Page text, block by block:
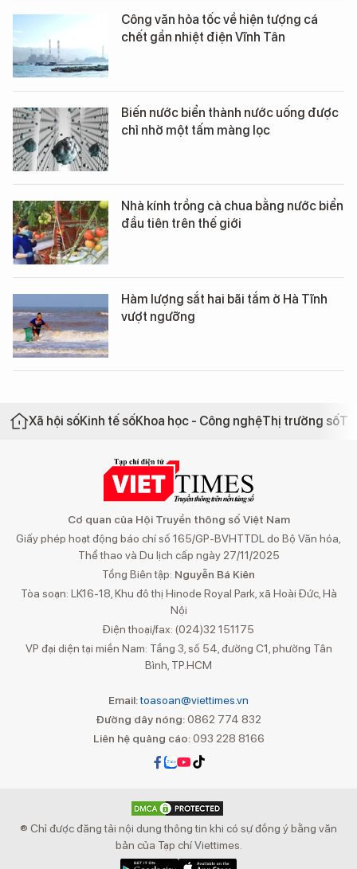
Công văn hỏa tốc về hiện tượng cá
chết gần nhiệt điện Vĩnh Tân
Biến nước biển thành nước uống được
chỉ nhờ một tấm màng lọc
Nhà kính trồng cà chua bằng nước biển
đầu tiên trên thế giới
Hàm lượng sắt hai bãi tắm ở Hà Tĩnh
vượt ngưỡng
Xã hội sốKinh tế sốKhoa học - Công nghệThị trường số
Cơ quan của Hội Truyền thông số Việt Nam
Giấy phép hoạt động báo chí số 165/GP-BVHTTDL do Bộ Văn hóa,
Thể thao và Du lịch cấp ngày 27/11/2025
Tổng Biên tập: Nguyễn Bá Kiên
Tòa soạn: LK16-18, Khu đô thị Hinode Royal Park, xã Hoài Đức, Hà
Nội
Điện thoại/fax: (024)32 151175
VP đại diện tại miền Nam: Tầng 3, số 54, đường C1, phường Tân
Bình, TP.HCM
Email:toasoan@viettimes.vn
Đường dây nóng: 0862 774 832
Liên hệ quảng cáo:093 228 8166
® Chỉ được đăng tải nội dung thông tin khi có sự đồng ý bằng văn
bản của Tạp chí Viettimes.